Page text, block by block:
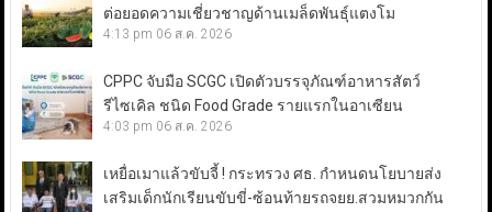
ต่อยอดความเชี่ยวชาญด้านเมล็ดพันธุ์แตงโม
4:13 pm 06 ส.ค. 2026
CPPC จับมือ SCGC เปิดตัวบรรจุภัณฑ์อาหารสัตว์
รีไซเคิล ชนิด Food Grade รายแรกในอาเซียน
4:03 pm 06 ส.ค. 2026
เหยื่อเมาแล้วขับจี้ ! กระทรวง ศธ. กำหนดนโยบายส่ง
เสริมเด็กนักเรียนขับขี่-ซ้อนท้ายรถจยย.สวมหมวกกัน